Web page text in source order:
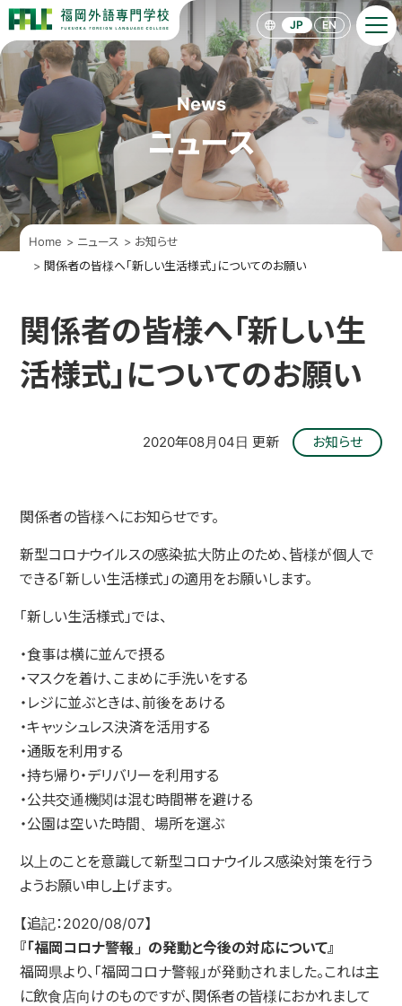
C
［
福
岡
外
語
専
門
学
校
］
JP EN
News
ニュース
Home ニュース
お知らせ
関係者の皆様へ「新しい生活様式」についてのお願い
関係者の皆様へ「新しい生
活様式」についてのお願い
2020年08月04日 更新 お知らせ
関係者の皆様へにお知らせです。
新型コロナウイルスの感染拡大防止のため、皆様が個人で
できる「新しい生活様式」の適用をお願いします。
「新しい生活様式」では、
・食事は横に並んで摂る
・マスクを着け、こまめに手洗いをする
・レジに並ぶときは、前後をあける
・キャッシュレス決済を活用する
・通販を利用する
・持ち帰り・デリバリーを利用する
・公共交通機関は混む時間帯を避ける
・公園は空いた時間、場所を選ぶ
以上のことを意識して新型コロナウイルス感染対策を行う
ようお願い申し上げます。
【追記：2020/08/07】
『「福岡コロナ警報」の発動と今後の対応について』
福岡県より、「福岡コロナ警報」が発動されました。これは主
に飲食店向けのものですが、関係者の皆様におかれまして